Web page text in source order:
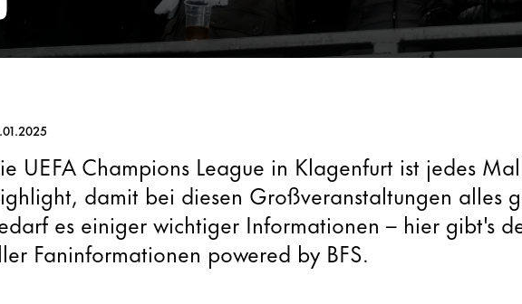
UEFA Champions League in Klagenfurt ist jedes
damit bei diesen Großveranstaltungen alles
es einiger wichtiger Informationen – hier gibt's
Faninformationen powered by BFS.